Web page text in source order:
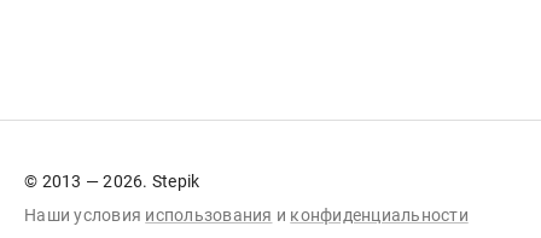
© 2013 — 2026. Stepik
Наши условия использования и конфиденциальности